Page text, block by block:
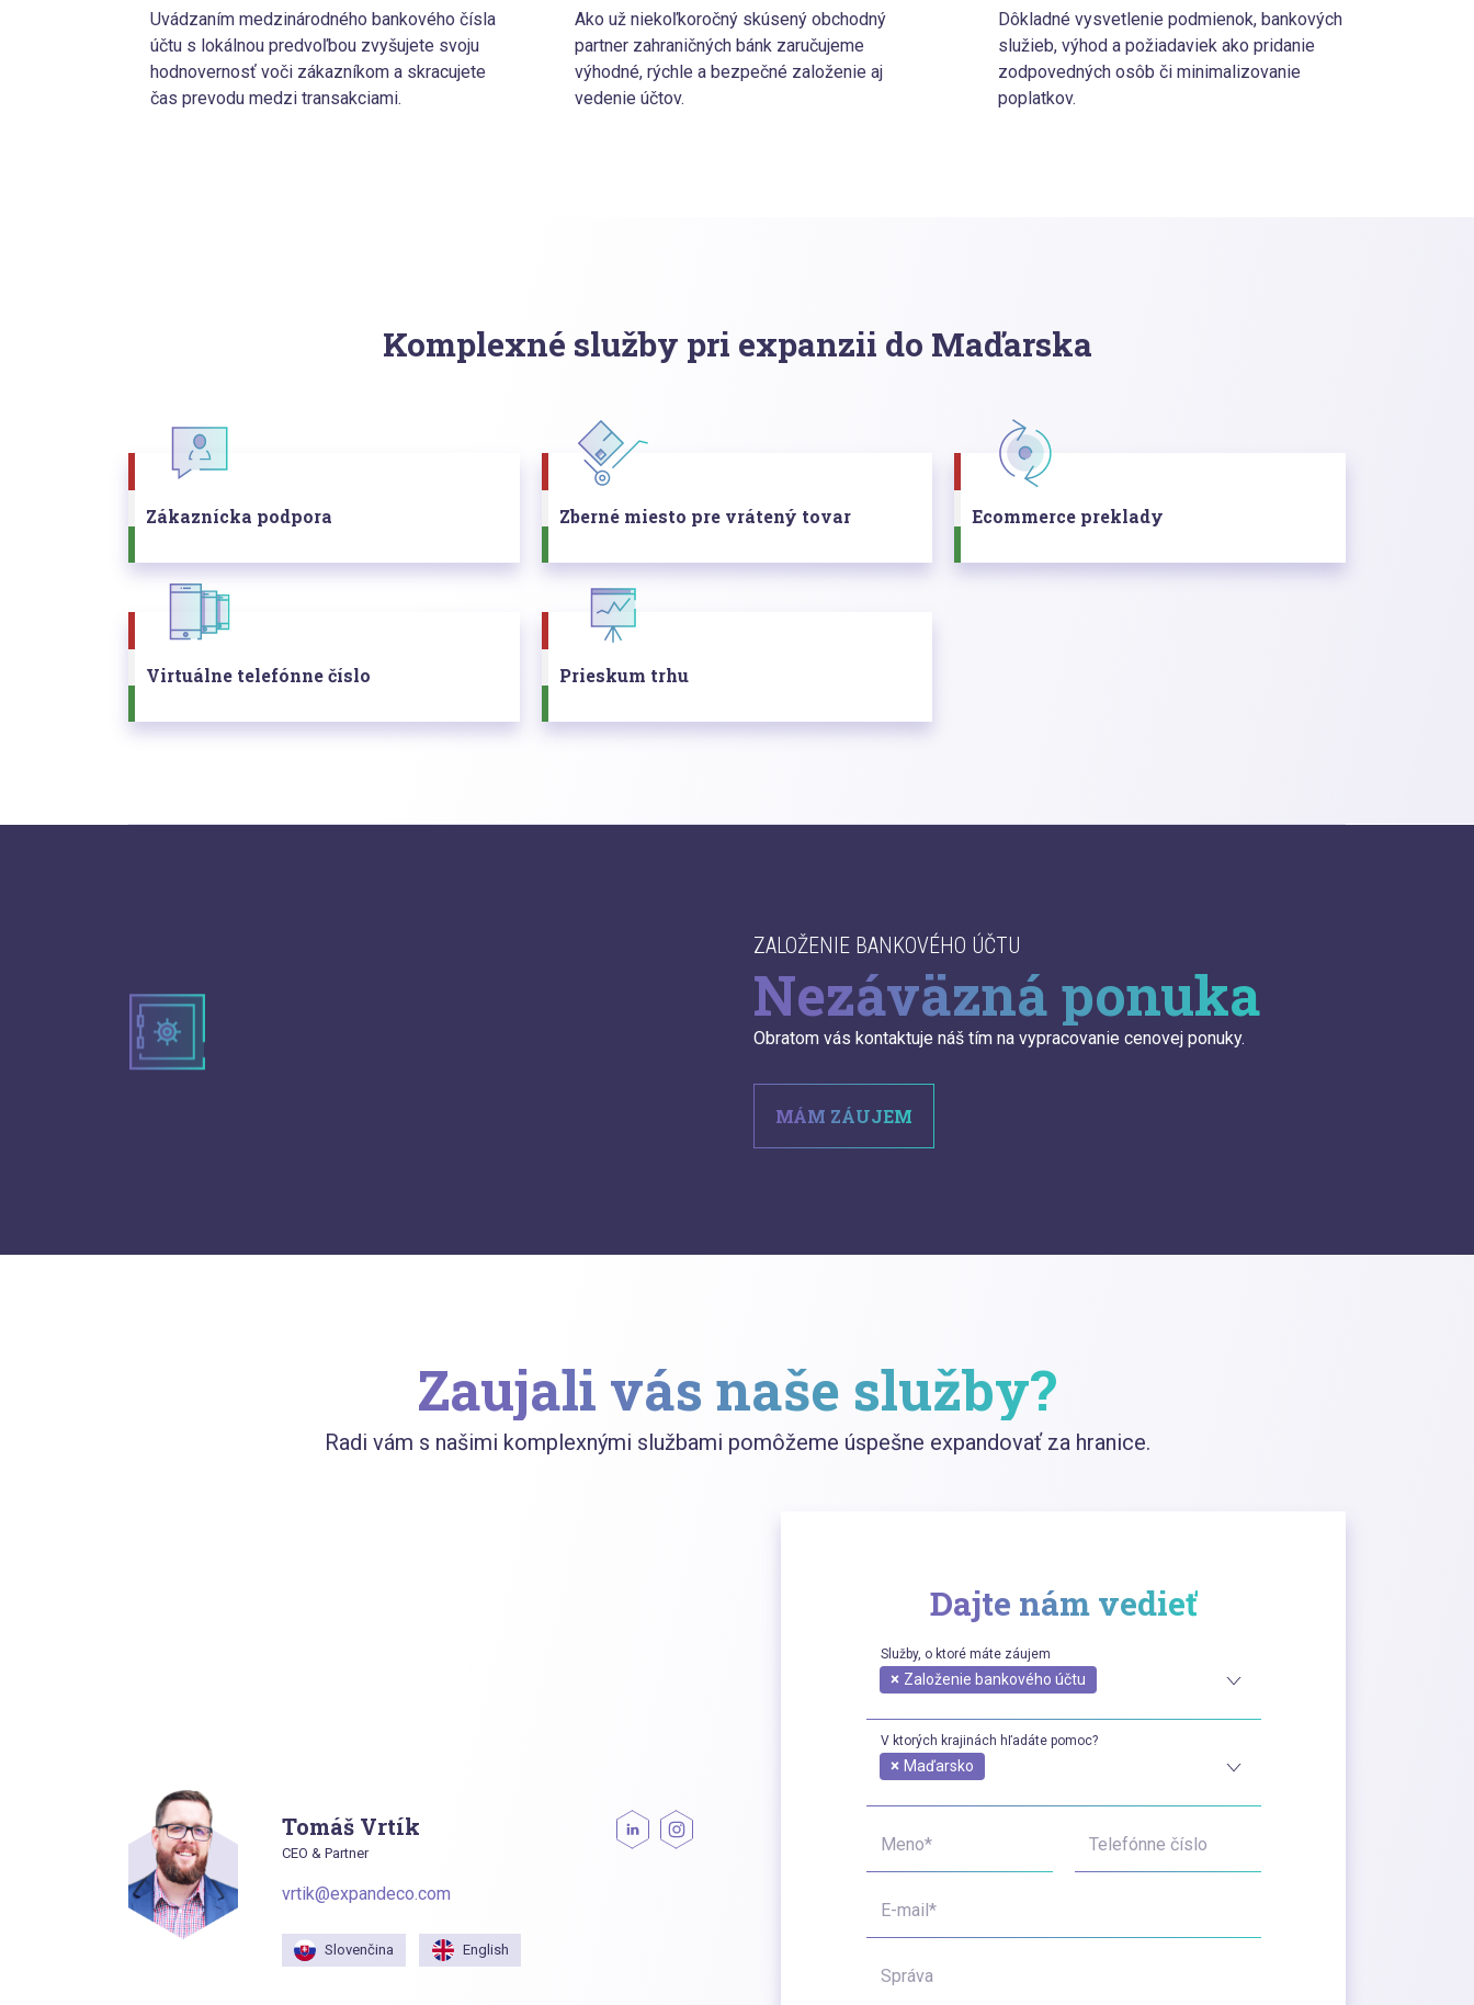
Uvádzaním medzinárodného bankového čísla
účtu s lokálnou predvoľbou zvyšujete svoju
hodnovernosť voči zákazníkom a skracujete
čas prevodu medzi transakciami.
Ako už niekoľkoročný skúsený obchodný
partner zahraničných bánk zaručujeme
výhodné, rýchle a bezpečné založenie aj
vedenie účtov.
Dôkladné vysvetlenie podmienok, bankových
služieb, výhod a požiadaviek ako pridanie
zodpovedných osôb či minimalizovanie
poplatkov.
Komplexné služby pri expanzii do Maďarska
Zákaznícka podpora Zberné miesto pre vrátený tovar Ecommerce preklady
Virtuálne telefónne číslo Prieskum trhu
ZALOŽENIE BANKOVÉHO ÚČTU
Nezáväzná ponuka
Obratom vás kontaktuje náš tím na vypracovanie cenovej ponuky.
MÁM ZÁUJEM
Zaujali vás naše služby?
Radi vám s našimi komplexnými službami pomôžeme úspešne expandovať za hranice.
Tomáš Vrtík
CEO & Partner
vrtik@expandeco.com
Slovenčina English
Dajte nám vedieť
Služby, o ktoré máte záujem
× Založenie bankového účtu
V ktorých krajinách hľadáte pomoc?
× Maďarsko
Meno* Telefónne číslo
E-mail*
Správa